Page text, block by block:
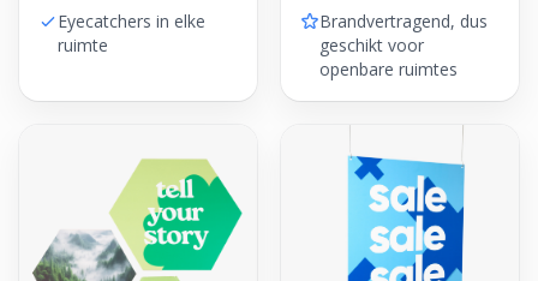
Eyecatchers in elke
ruimte
Brandvertragend, dus
geschikt voor
openbare ruimtes